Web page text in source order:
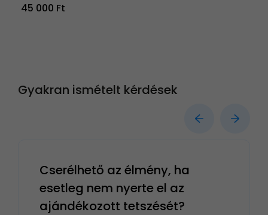
45 000 Ft
Gyakran ismételt kérdések
Cserélhető az élmény, ha
esetleg nem nyerte el az
ajándékozott tetszését?